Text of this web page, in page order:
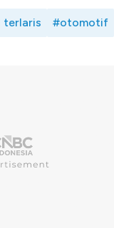
terlaris #otomotif